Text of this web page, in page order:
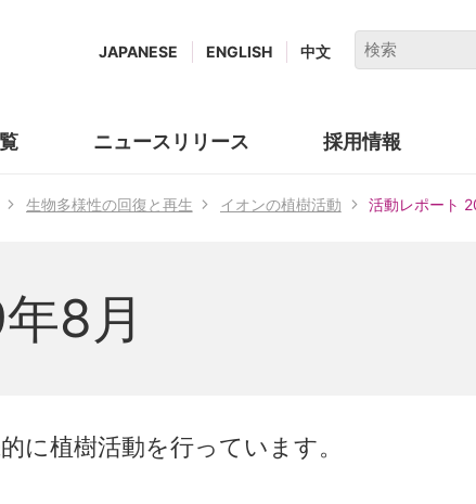
キ
ー
ー
で
ニュースリリース
採用情報
JAPANESE ENGLISH 中文
生物多様性の回復と再生 イオンの植樹活動 活動レポート
8月
に植樹活動を行っています。